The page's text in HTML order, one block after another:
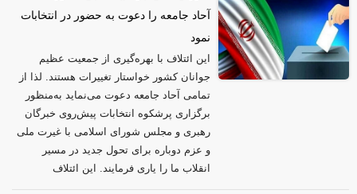
آحاد جامعه را دعوت به حضور در انتخابات
نمود
این ائتلاف با بهره‌گیری از جمعیت عظیم
جوانان کشور خواستار تغییرات هستند. لذا از
تمامی آحاد جامعه دعوت می‌نماید به‌منظور
برگزاری پرشکوه انتخابات پیش‌روی خبرگان
رهبری و مجلس شورای اسلامی با غیرت ملی
و عزم دوباره برای تحول جدید در مسیر
انقلاب ما را یاری فرمایند. این ائتلاف